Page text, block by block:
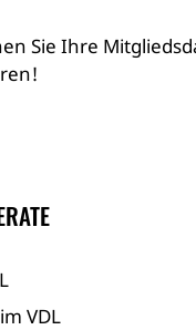
Sie Ihre
VDL